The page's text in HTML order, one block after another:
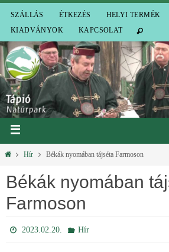
SZÁLLÁS ÉTKEZÉS HELYI TERMÉK
KIADVÁNYOK
KAPCSOLAT
Hír Békák nyomában tájséta Farmoson
Békák nyomában
Farmoson
2023.02.20. Hír